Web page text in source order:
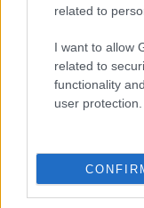
related to
I want to allow
related to
functionality
user protection.
Meskó
19 éve
Nem akartam